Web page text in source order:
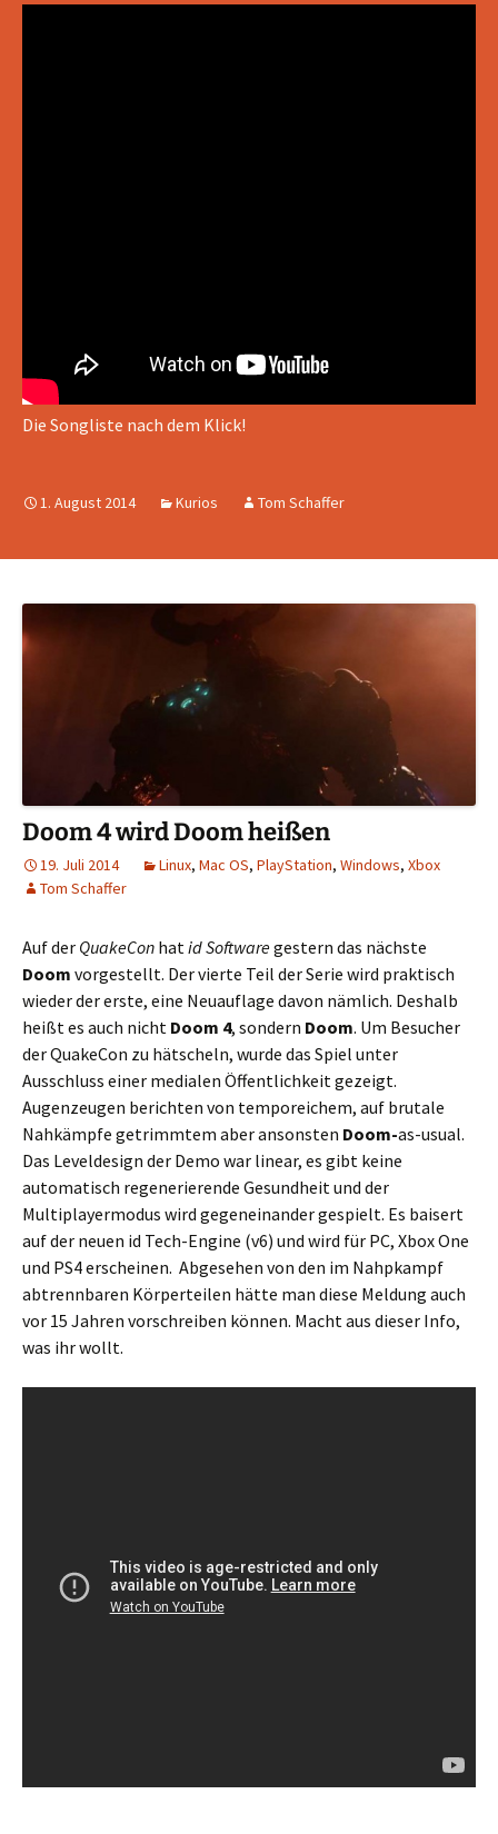
Die Songliste nach dem Klick!
1. August 2014 Kurios Tom Schaffer
Doom 4 wird Doom heißen
19. Juli 2014 Linux, Mac OS, PlayStation, Windows, Xbox
Tom Schaffer
Auf der QuakeCon hat id Softwaregestern das nächste
Doom vorgestellt. Der vierte Teil der Serie wird praktisch
wieder der erste, eine Neuauflage davon nämlich. Deshalb
heißt es auch nicht Doom 4, sondern Doom. Um Besucher
der QuakeCon zu hätscheln, wurde das Spiel unter
Ausschluss einer medialen Öffentlichkeit gezeigt.
Augenzeugen berichten von temporeichem, auf brutale
Nahkämpfe getrimmtem aber ansonsten Doom-as-usual.
Das Leveldesign der Demo war linear, es gibt keine
automatisch regenerierende Gesundheit und der
Multiplayermodus wird gegeneinander gespielt. Es baisert
auf der neuen id Tech-Engine (v6) und wird für PC, Xbox One
und PS4 erscheinen. Abgesehen von den im Nahpkampf
abtrennbaren Körperteilen hätte man diese Meldung auch
vor 15 Jahren vorschreiben können. Macht aus dieser Info,
was ihr wollt.